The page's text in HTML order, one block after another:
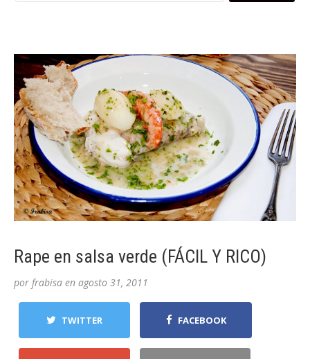
Rape en salsa verde (FÁCIL Y RICO)
por frabisa en agosto 31, 2011
TWITTER FACEBOOK